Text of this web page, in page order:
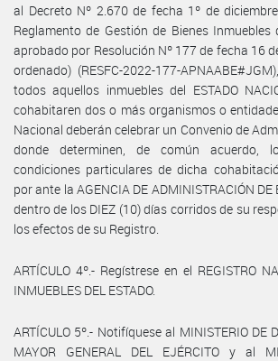
al Decreto Nº 2.670 de fecha 1º de
Reglamento de Gestión de Bienes Inmuebles
aprobado por Resolución Nº 177 de fecha 16
ordenado) (RESFC-2022-177-
todos aquellos inmuebles del ESTADO
cohabitaren dos o más organismos o
Nacional deberán celebrar un Convenio de
donde determinen, de común acuerdo,
condiciones particulares de dicha
por ante la AGENCIA DE ADMINISTRACIÓN DE
dentro de los DIEZ (10) días corridos de su
los efectos de su Registro.
ARTÍCULO 4º.- Regístrese en el REGISTRO
INMUEBLES DEL ESTADO.
ARTÍCULO 5º.- Notifíquese al MINISTERIO DE
MAYOR GENERAL DEL EJÉRCITO y al